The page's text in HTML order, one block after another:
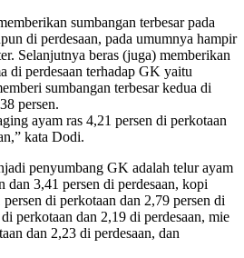
sumbangan terbesar pada
di perdesaan, pada umumnya hampir
Selanjutnya beras (juga) memberikan
di perdesaan terhadap GK yaitu
sumbangan terbesar kedua di
persen.
ayam ras 4,21 persen di perkotaan
kata Dodi.
penyumbang GK adalah telur ayam
dan 3,41 persen di perdesaan, kopi
di perkotaan dan 2,79 persen di
perkotaan dan 2,19 di perdesaan, mie
dan 2,23 di perdesaan, dan